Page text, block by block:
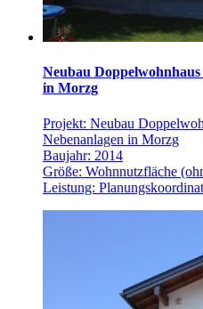
Neubau
in Morzg
Projekt: Neubau
Nebenanlagen in Morzg
Baujahr: 2014
Größe: Wohnnutzfläche
Leistung: